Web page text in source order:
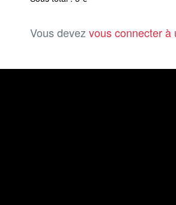
Vous devezvous connecter à